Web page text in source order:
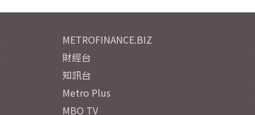
METROFINANCE.BIZ
財經台
知訊台
Metro Plus
MBO TV